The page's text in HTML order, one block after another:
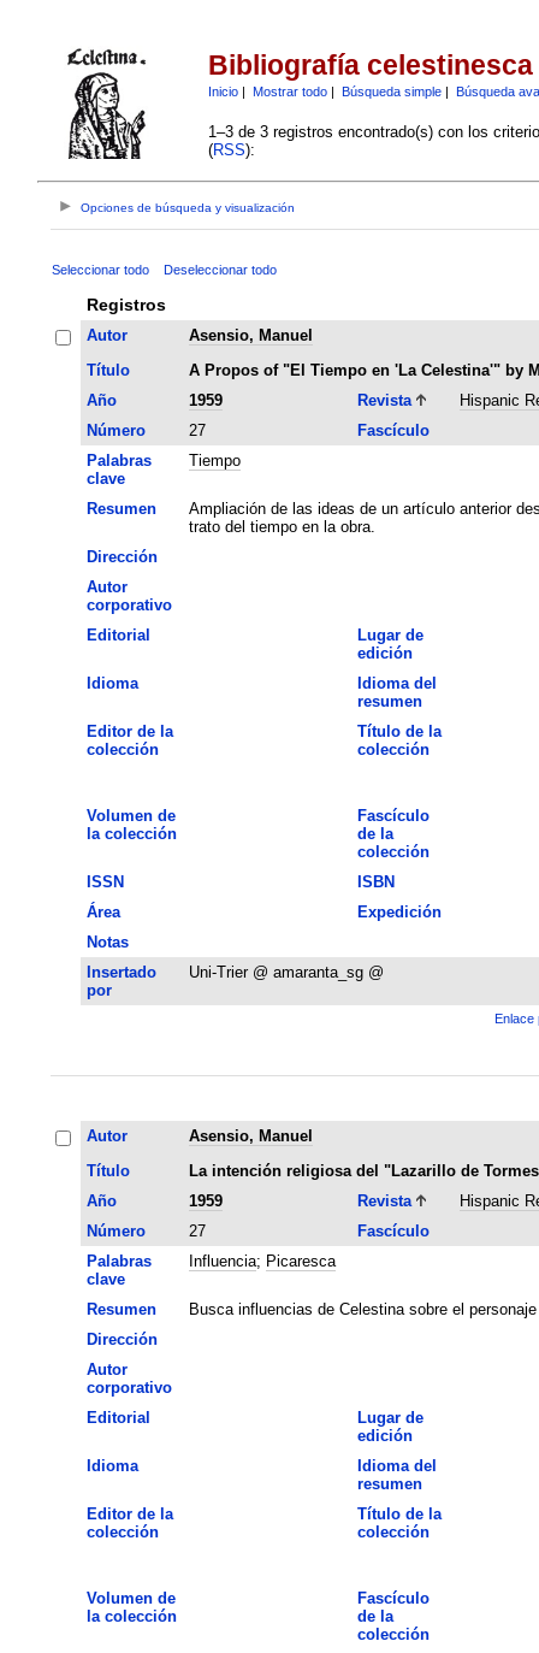
Bibliografía celestinesca
Inicio| Mostrar todo| Búsqueda simple| Búsqueda
1–3 de 3 registros encontrado(s) con los
(RSS):
Opciones de búsqueda y visualización
Seleccionar todo Deseleccionar todo
Registros
Autor
Asensio, Manuel
Título
A Propos of "El Tiempo en 'La Celestina'" by
Año
1959 Revista
Hispanic
Número
27
Fascículo
Palabras
clave
Tiempo
Resumen
Ampliación de las ideas de un artículo anterior
trato del tiempo en la obra.
Dirección
Autor
corporativo
Editorial
Lugar de
edición
Idioma
Idioma del
resumen
Editor de la
colección
Título de la
colección
Volumen de
la colección
Fascículo
de la
colección
ISSN
ISBN
Área
Expedición
Notas
Insertado
por
Uni-Trier @ amaranta_sg @
Enlace
Autor
Asensio, Manuel
Título
La intención religiosa del "Lazarillo de
Año
1959 Revista
Hispanic
Número
27
Fascículo
Palabras
clave
Influencia; Picaresca
Resumen
Busca influencias de Celestina sobre el
Dirección
Autor
corporativo
Editorial
Lugar de
edición
Idioma
Idioma del
resumen
Editor de la
colección
Título de la
colección
Volumen de
la colección
Fascículo
de la
colección